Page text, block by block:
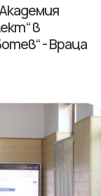
в
- Враца